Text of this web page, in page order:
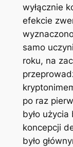
wyłącznie
efekcie
samo
roku, na
po raz
było
koncepcji
było